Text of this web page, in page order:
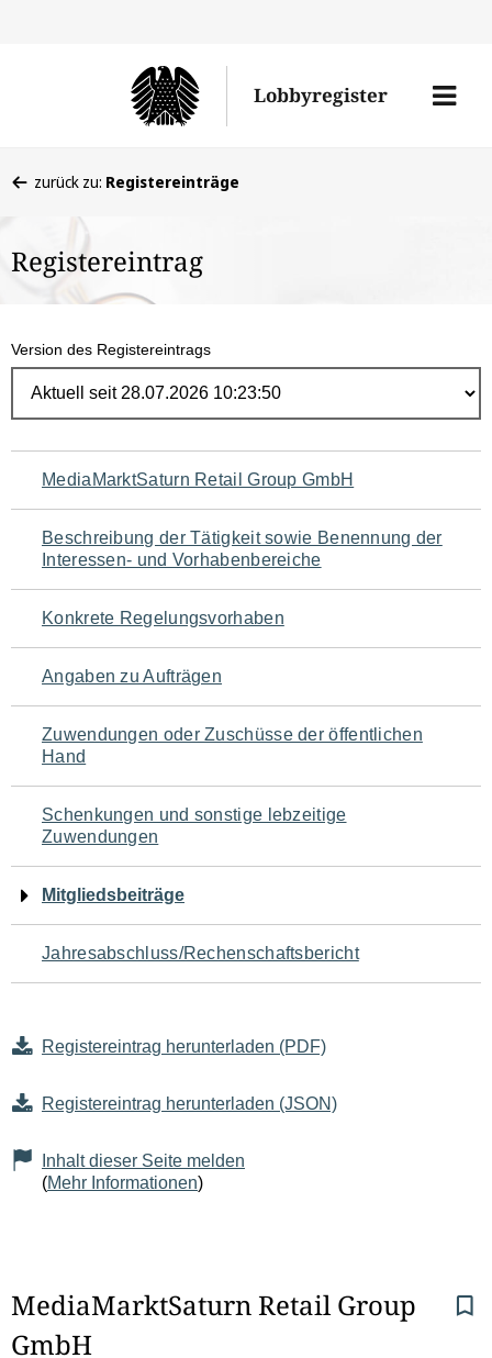
Lobbyregister
Menü
befinden
hier:
zurück zu: Registereinträge
Registereintrag
Version des Registereintrags
Navigation
für
den
Seiteninhalt
MediaMarktSaturn Retail Group GmbH
Beschreibung der Tätigkeit sowie Benennung der
Interessen- und Vorhabenbereiche
Konkrete Regelungsvorhaben
Angaben zu Aufträgen
Zuwendungen oder Zuschüsse der öffentlichen
Hand
Schenkungen und sonstige lebzeitige
Zuwendungen
Mitgliedsbeiträge
Jahresabschluss/Rechenschaftsbericht
Registereintrag herunterladen (PDF)
Registereintrag herunterladen (JSON)
Inhalt dieser Seite melden
(Mehr Informationen)
S
MediaMarktSaturn Retail Group
GmbH